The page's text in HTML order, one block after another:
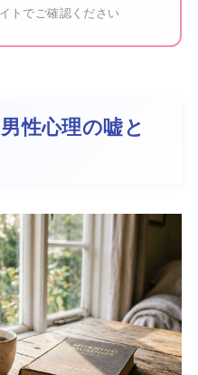
トでご確認ください
性心理の嘘と